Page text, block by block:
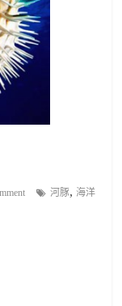
河豚, 海洋